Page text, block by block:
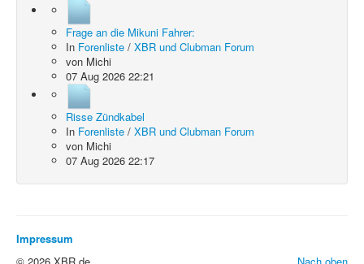
Frage an die Mikuni Fahrer:
In Forenliste / XBR und Clubman Forum
von Michi
07 Aug 2026 22:21
Risse Zündkabel
In Forenliste / XBR und Clubman Forum
von Michi
07 Aug 2026 22:17
Impressum